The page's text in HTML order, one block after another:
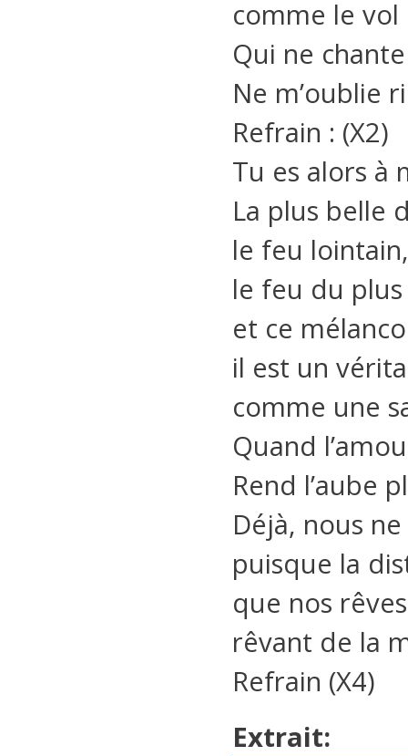
comme le vol
Qui ne
Ne m’oublie
Refrain : (X2)
Tu es alors à
La plus belle
le feu lointain,
le feu du
et ce
il est un
comme une
Quand
Rend l’aube
Déjà, nous
puisque la
que nos
rêvant de la
Refrain (X4)
Extrait: